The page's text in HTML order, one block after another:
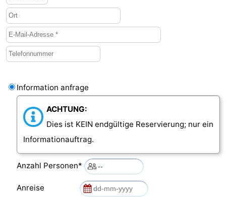
Information anfrage
ACHTUNG:
Dies ist KEIN endgültige Reservierung; nur ein
Informationauftrag.
Anzahl Personen*
Anreise